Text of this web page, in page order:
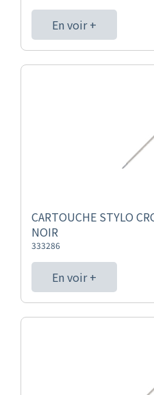
En voir +
CARTOUCHE STYLO
NOIR
333286
En voir +